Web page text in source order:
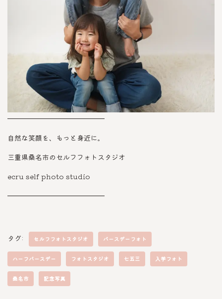
━━━━━━━━━━━━━━
自然な笑顔を、もっと身近に。
三重県桑名市のセルフフォトスタジオ
ecru self photo studio
━━━━━━━━━━━━━━
タグ: セルフフォトスタジオ バースデーフォト
ハーフバースデー フォトスタジオ 七五三 入学フォト
桑名市 記念写真